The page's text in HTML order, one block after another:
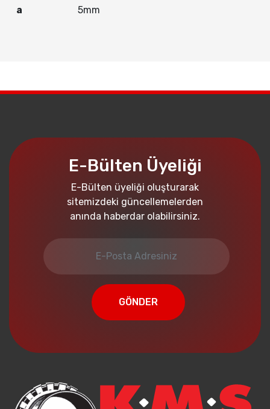
a 5mm
E-Bülten Üyeliği
E-Bülten üyeliği oluşturarak
sitemizdeki güncellemelerden
anında haberdar olabilirsiniz.
GÖNDER